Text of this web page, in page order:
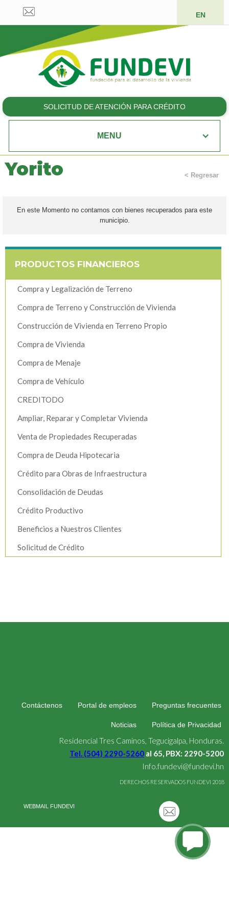
EN
SOLICITUD DE ATENCIÓN PARA CRÉDITO
MENU
Yorito < Regresar
En este Momento no contamos con bienes recuperados para este
municipio.
PRODUCTOS FINANCIEROS
Compra y Legalización de Terreno
Compra de Terreno y Construcción de Vivienda
Construcción de Vivienda en Terreno Propio
Compra de Vivienda
Compra de Menaje
Compra de Vehículo
CREDITODO
Ampliar, Reparar y Completar Vivienda
Venta de Propiedades Recuperadas
Compra de Deuda Hipotecaria
Crédito para Obras de Infraestructura
Consolidación de Deudas
Crédito Productivo
Beneficios a Nuestros Clientes
Solicitud de Crédito
Contáctenos Portal de empleos Preguntas frecuentes
Noticias Política de Privacidad
Residencial Tres Caminos, Tegucigalpa, Honduras.
Tel. (504) 2290-5260 al 65, PBX: 2290-5200
Info.fundevi@fundevi.hn
DERECHOS RESERVADOS FUNDEVI 2018
WEBMAIL FUNDEVI